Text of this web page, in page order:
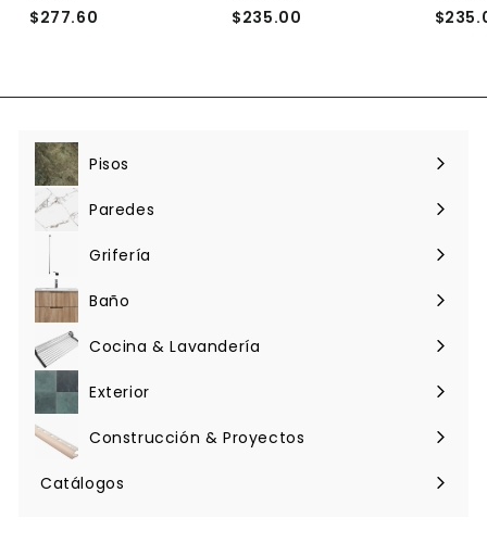
$277.60
0
$235.00
Pisos
Expandir
menú Paredes
Expandir
Grifería
Expandir
menú Baño
Expandir
menú Cocina & Lavandería
Expandir
Exterior
Expandir
menú Construcción & Proyectos
Expandir
menú
Catálogos